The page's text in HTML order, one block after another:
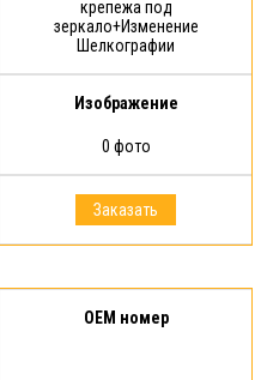
крепежа под
зеркало+Изменение
Шелкографии
Изображение
0 фото
Заказать
OEM номер